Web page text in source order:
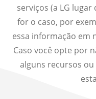
serviços (a LG
for o caso, por
essa informação em
Caso você opte por
alguns recursos